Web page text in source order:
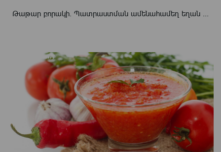
Թաթար բորակի. Պատրաստման ամենահամեղ եղան ...